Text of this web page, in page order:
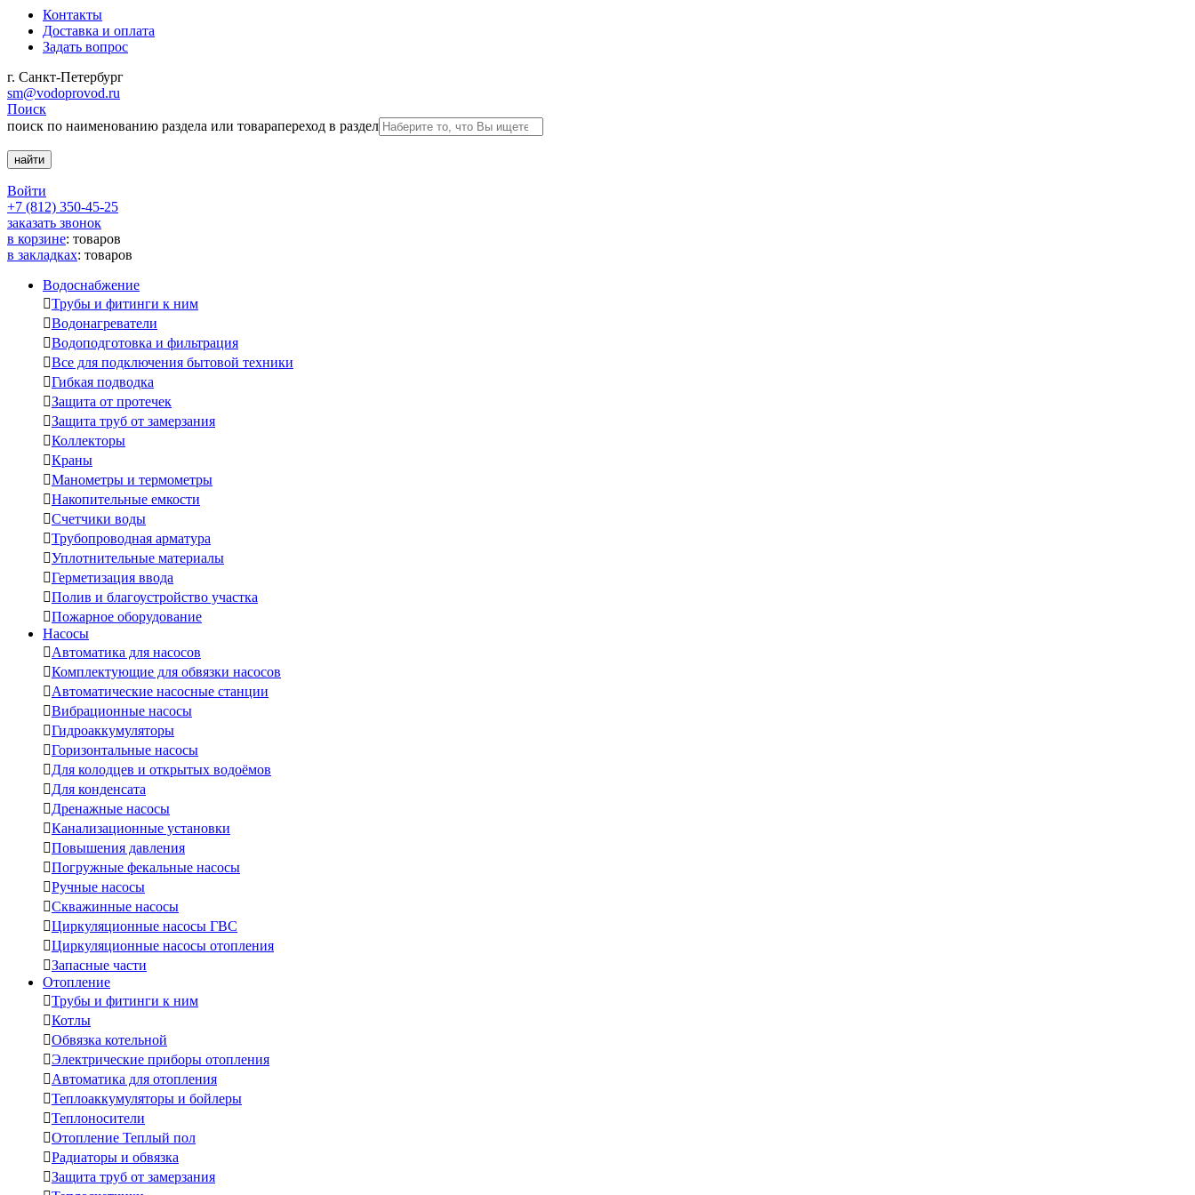
Контакты
Доставка и оплата
Задать вопрос
г. Санкт-Петербург
sm@vodoprovod.ru
Поиск
поиск по наименованию раздела или товарапереход в раздел
Войти
+7 (812) 350-45-25
заказать звонок
в корзине: товаров
в закладках: товаров
Водоснабжение
Трубы и фитинги к ним
Водонагреватели
Водоподготовка и фильтрация
Все для подключения бытовой техники
Гибкая подводка
Защита от протечек
Защита труб от замерзания
Коллекторы
Краны
Манометры и термометры
Накопительные емкости
Счетчики воды
Трубопроводная арматура
Уплотнительные материалы
Герметизация ввода
Полив и благоустройство участка
Пожарное оборудование
Насосы
Автоматика для насосов
Комплектующие для обвязки насосов
Автоматические насосные станции
Вибрационные насосы
Гидроаккумуляторы
Горизонтальные насосы
Для колодцев и открытых водоёмов
Для конденсата
Дренажные насосы
Канализационные установки
Повышения давления
Погружные фекальные насосы
Ручные насосы
Скважинные насосы
Циркуляционные насосы ГВС
Циркуляционные насосы отопления
Запасные части
Отопление
Трубы и фитинги к ним
Котлы
Обвязка котельной
Электрические приборы отопления
Автоматика для отопления
Теплоаккумуляторы и бойлеры
Теплоносители
Отопление Теплый пол
Радиаторы и обвязка
Защита труб от замерзания